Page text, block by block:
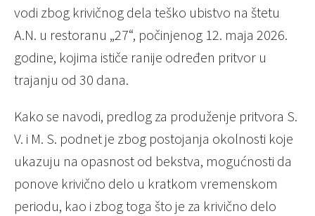
vodi zbog krivičnog dela teško ubistvo na štetu
A.N. u restoranu „27“, počinjenog 12. maja 2026.
godine, kojima ističe ranije određen pritvor u
trajanju od 30 dana.
Kako se navodi, predlog za produženje pritvora S.
V. i M. S. podnet je zbog postojanja okolnosti koje
ukazuju na opasnost od bekstva, mogućnosti da
ponove krivično delo u kratkom vremenskom
periodu, kao i zbog toga što je za krivično delo